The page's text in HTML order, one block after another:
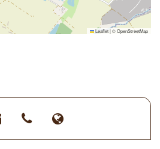
Leaflet|©OpenStreetMap
>02
51
>https://
boutique-